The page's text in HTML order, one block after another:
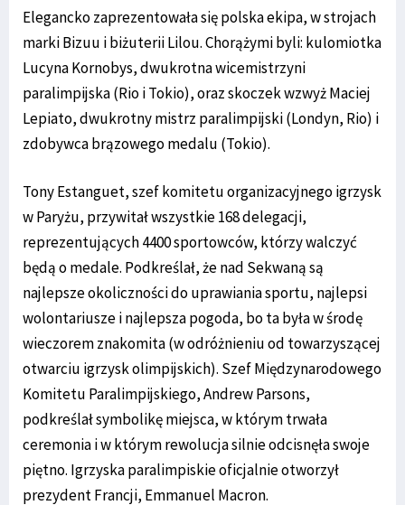
Elegancko zaprezentowała się polska ekipa, w strojach
marki Bizuu i biżuterii Lilou. Chorążymi byli: kulomiotka
Lucyna Kornobys, dwukrotna wicemistrzyni
paralimpijska (Rio i Tokio), oraz skoczek wzwyż Maciej
Lepiato, dwukrotny mistrz paralimpijski (Londyn, Rio) i
zdobywca brązowego medalu (Tokio).
Tony Estanguet, szef komitetu organizacyjnego igrzysk
w Paryżu, przywitał wszystkie 168 delegacji,
reprezentujących 4400 sportowców, którzy walczyć
będą o medale. Podkreślał, że nad Sekwaną są
najlepsze okoliczności do uprawiania sportu, najlepsi
wolontariusze i najlepsza pogoda, bo ta była w środę
wieczorem znakomita (w odróżnieniu od towarzyszącej
otwarciu igrzysk olimpijskich). Szef Międzynarodowego
Komitetu Paralimpijskiego, Andrew Parsons,
podkreślał symbolikę miejsca, w którym trwała
ceremonia i w którym rewolucja silnie odcisnęła swoje
piętno. Igrzyska paralimpiskie oficjalnie otworzył
prezydent Francji, Emmanuel Macron.